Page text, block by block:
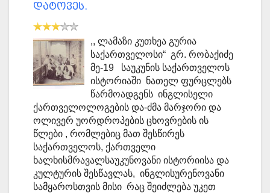
დატოვეს.
,, ლამაზი კუთხეა გურია
საქართველოსი“ გრ. რობაქიძე
მე-19 საუკუნის საქართველოს
ისტორიაში ნათელ ფურცლებს
წარმოადგენს ინგლისელი
ქართველოლოგების და-ძმა მარჯორი და
ოლივერ უორდროპების ცხოვრების ის
წლები , რომლებიც მათ შესწირეს
საქართველოს, ქართველი
ხალხისმრავალსაუკუნოვანი ისტორიისა და
კულტურის შესწავლას, ინგლისურენოვანი
სამყაროსთვის მისი რაც შეიძლება უკეთ